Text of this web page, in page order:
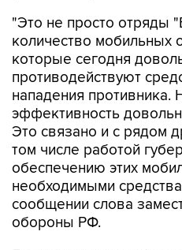
"Это не просто отряды
количество мобильных
которые сегодня
противодействуют
нападения противника.
эффективность
Это связано и с рядом
том числе работой
обеспечению этих
необходимыми
сообщении слова
обороны РФ.